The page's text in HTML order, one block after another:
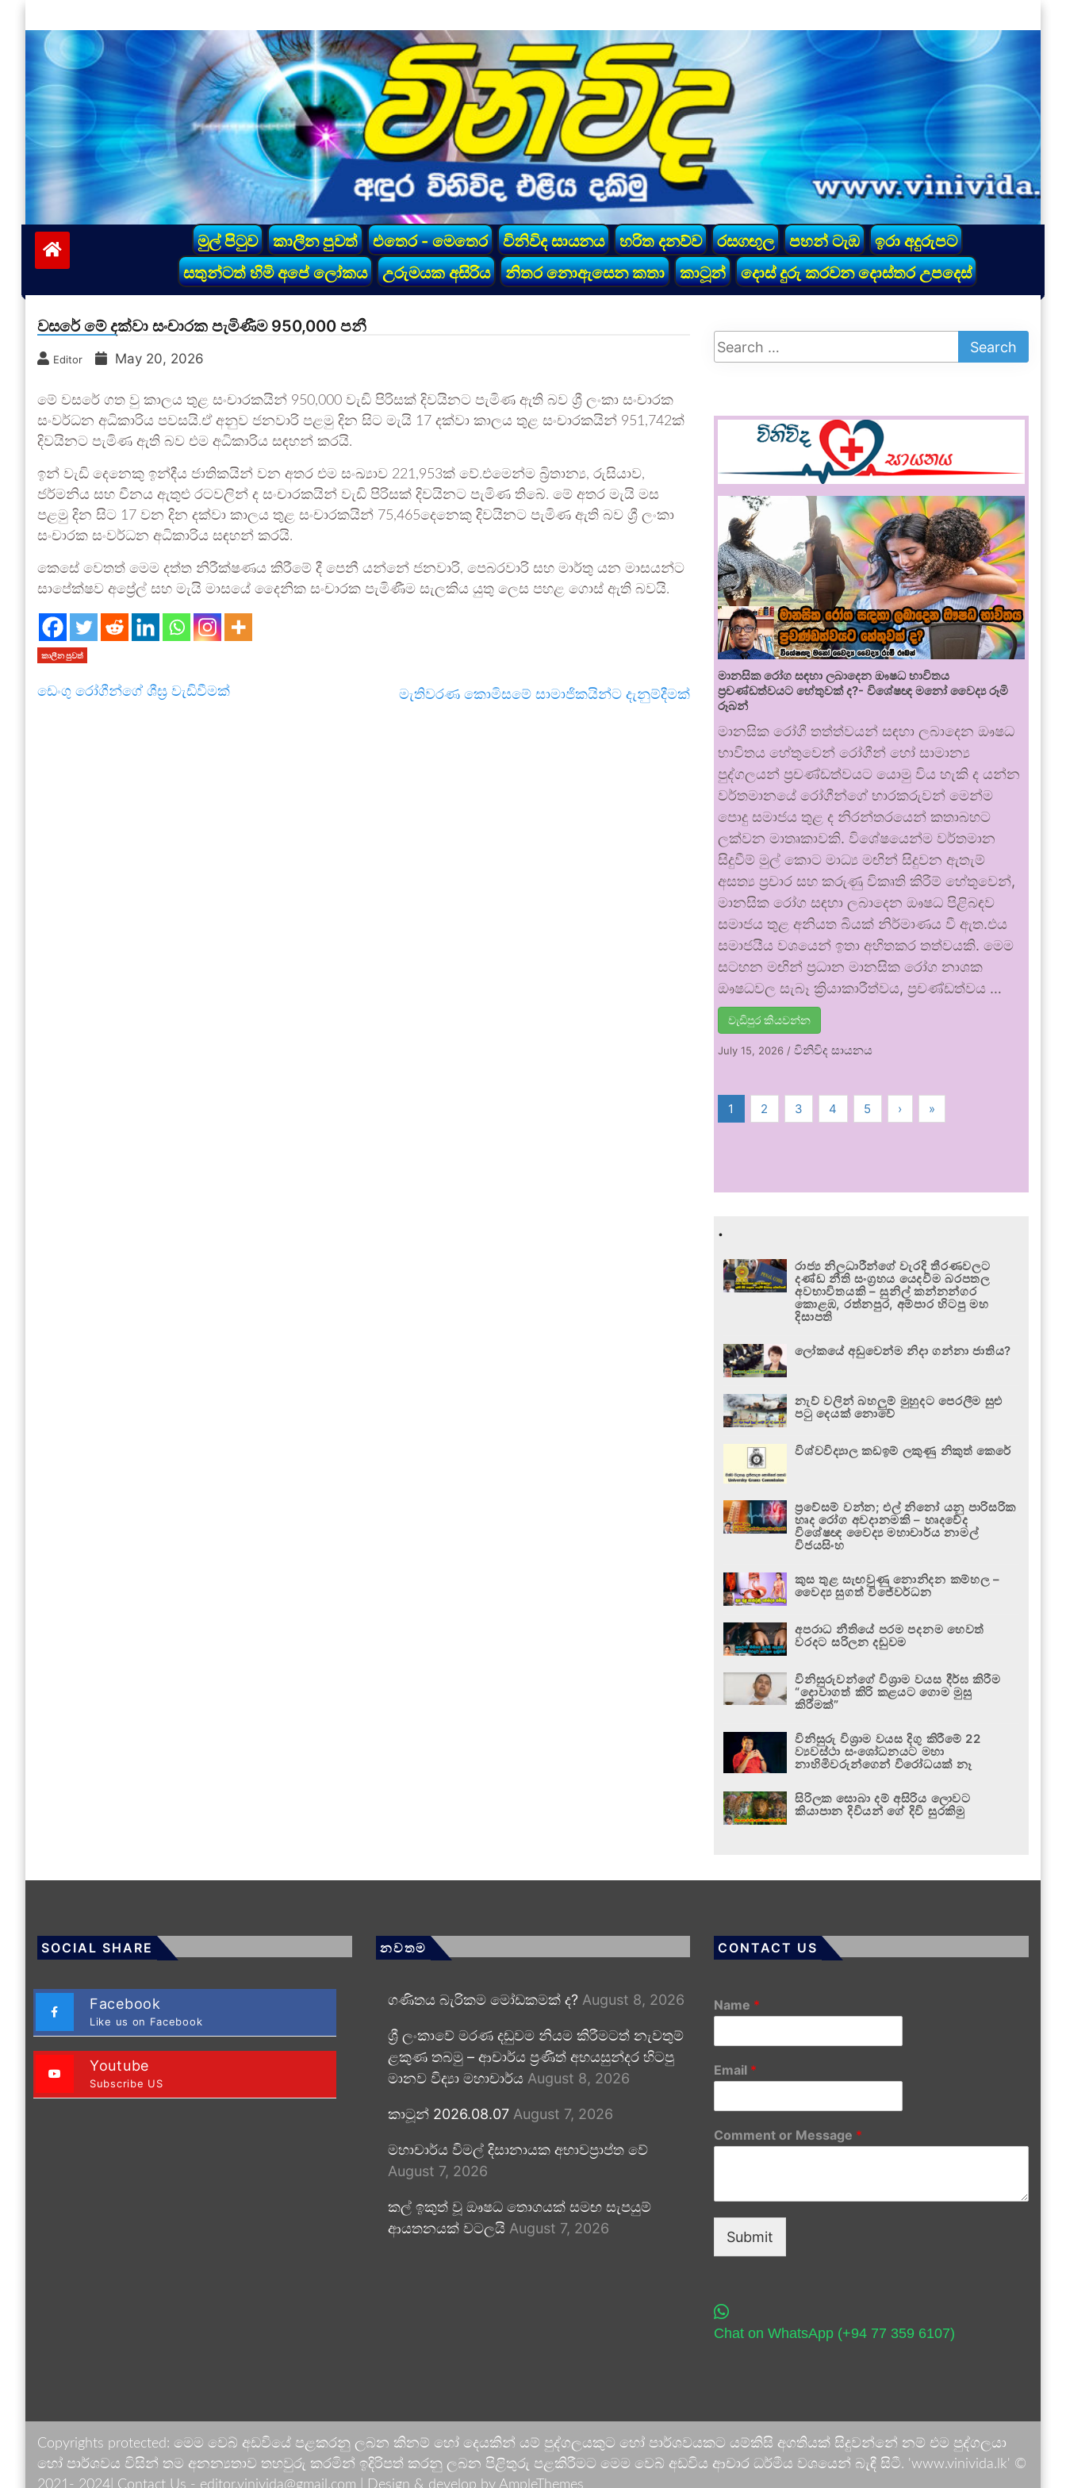
to
content
vinivida.lk
මුල් පිටුව කාලීන පුවත් එතෙර - මෙතෙර විනිවිද සායනය හරිත දනව්ව රසගඟුල පහන් ටැඹ
ඉරා අදුරුපට
සතුන්ටත් හිමි අපේ ලෝකය
උරුමයක අසිරිය නිතර නොඇසෙන කතා කාටූන් දොස් දුරු කරවන දොස්තර උපදෙස්
වසරේ මේ දක්වා සංචාරක පැමිණීම 950,000 පනී
Editor May 20, 2026
මේ වසරේ ගත වු කාලය තුළ සංචාරකයින් 950,000 වැඩි පිරිසක් දිවයිනට පැමිණ ඇති බව ශ්‍රී ලංකා සංචාරක
සංවර්ධන අධිකාරිය පවසයි.ඒ අනුව ජනවාරි පළමු දින සිට මැයි 17 දක්වා කාලය තුළ සංචාරකයින් 951,742ක්
දිවයිනට පැමිණ ඇති බව එම අධිකාරිය සඳහන් කරයි.
ඉන් වැඩි දෙනෙකු ඉන්දීය ජාතිකයින් වන අතර එම සංඛ්‍යාව 221,953ක් වේ.එමෙන්ම බ්‍රිතාන්‍ය, රුසියාව,
ජර්මනිය සහ චීනය ඇතුළු රටවලින් ද සංචාරකයින් වැඩි පිරිසක් දිවයිනට පැමිණ තිබේ. මේ අතර මැයි මස
පළමු දින සිට 17 වන දින දක්වා කාලය තුළ සංචාරකයින් 75,465දෙනෙකු දිවයිනට පැමිණ ඇති බව ශ්‍රී ලංකා
සංචාරක සංවර්ධන අධිකාරිය සඳහන් කරයි.
කෙසේ වෙතත් මෙම දත්ත නිරීක්ෂණය කිරීමේ දී පෙනී යන්නේ ජනවාරි, පෙබරවාරි සහ මාර්තු යන මාසයන්ට
සාපේක්ෂව අප්‍රේල් සහ මැයි මාසයේ දෛනික සංචාරක පැමිණීම සැලකිය යුතු ලෙස පහළ ගොස් ඇති බවයි.
කාලීන පුවත්
ඩෙංගු රෝගීන්ගේ ශීඝ්‍ර වැඩිවීමක් මැතිවරණ කොමිසමේ සාමාජිකයින්ට දැනුම්දීමක්
මානසික රෝග සඳහා ලබාදෙන ඖෂධ භාවිතය
ප්‍රචණ්ඩත්වයට හේතුවක් ද?- විශේෂඥ මනෝ වෛද්‍ය රූමි
රූබන්
මානසික රෝගී තත්ත්වයන් සඳහා ලබාදෙන ඖෂධ
භාවිතය හේතුවෙන් රෝගීන් හෝ සාමාන්‍ය
පුද්ගලයන් ප්‍රචණ්ඩත්වයට යොමු විය හැකි ද යන්න
වර්තමානයේ රෝගීන්ගේ භාරකරුවන් මෙන්ම
පොදු සමාජය තුළ ද නිරන්තරයෙන් කතාබහට
ලක්වන මාතෘකාවකි. විශේෂයෙන්ම වර්තමාන
සිදුවීම් මුල් කොට මාධ්‍ය මඟින් සිදුවන ඇතැම්
අසත්‍ය ප්‍රචාර සහ කරුණු විකෘති කිරීම් හේතුවෙන්,
මානසික රෝග සඳහා ලබාදෙන ඖෂධ පිළිබඳව
සමාජය තුළ අනියත බියක් නිර්මාණය වී ඇත.එය
සමාජයීය වශයෙන් ඉතා අහිතකර තත්වයකි. මෙම
සටහන මඟින් ප්‍රධාන මානසික රෝග නාශක
ඖෂධවල සැබෑ ක්‍රියාකාරීත්වය, ප්‍රචණ්ඩත්වය …
වැඩිපුර කියවන්න
July 15, 2026 /විනිවිද සායනය
1 2 3 4 5 › »
.
රාජ්‍ය නිලධාරීන්ගේ වැරදි තීරණවලට
දණ්ඩ නීති සංග්‍රහය යෙදවීම බරපතල
අවභාවිතයකි – සුනිල් කන්නන්ගර
කොළඹ, රත්නපුර, අම්පාර හිටපු මහ
දිසාපති
ලෝකයේ අඩුවෙන්ම නිදා ගන්නා ජාතිය?
නැව් වලින් බහලුම් මුහුදට පෙරලීම සුළු
පටු දෙයක් නොවේ
විශ්වවිද්‍යාල කඩඉම් ලකුණු නිකුත් කෙරේ
ප්‍රවේසම් වන්න; එල් නිනෝ යනු පාරිසරික
හෘද රෝග අවදානමකි – හෘදවේද
විශේෂඥ වෛද්‍ය මහාචාර්ය නාමල්
විජයසිංහ
කුස තුළ සැඟවුණු නොනිදන කම්හල –
වෛද්‍ය සුගත් විජේවර්ධන
අපරාධ නීතියේ පරම පදනම හෙවත්
වරදට සරිලන දඬුවම
විනිසුරුවන්ගේ විශ්‍රාම වයස දීර්ඝ කිරීම
“දොවාගත් කිරි කළයට ගොම මුසු
කිරීමක්”
විනිසුරු විශ්‍රාම වයස දිගු කිරීමේ 22
ව්‍යවස්ථා සංශෝධනයට මහා
නාහිමිවරුන්ගෙන් විරෝධයක් නෑ
සිරිලක සොබා දම් අසිරිය ලොවට
කියාපාන දිවියන් ගේ දිවි සුරකිමු
SOCIAL SHARE
Facebook
Like us on Facebook
Youtube
Subscribe US
නවතම
ගණිතය බැරිකම මෝඩකමක් ද? August 8, 2026
ශ්‍රී ලංකාවේ මරණ දඬුවම නියම කිරීමටත් නැවතුම්
ළකුණ තබමු – ආචාර්ය ප්‍රණීත් අභයසුන්දර හිටපු
මානව විද්‍යා මහාචාර්ය August 8, 2026
කාටූන් 2026.08.07 August 7, 2026
මහාචාර්ය විමල් දිසානායක අභාවප්‍රාප්ත වේ
August 7, 2026
කල් ඉකුත් වූ ඖෂධ තොගයක් සමඟ සැපයුම්
ආයතනයක් වටලයි August 7, 2026
CONTACT US
Name *
Email *
Comment or Message *
Submit
Chat on WhatsApp (+94 77 359 6107)
Copyrights protected: මෙම වෙබ් අඩවියේ පළකරනු ලබන කිනම් හෝ දෙයකින් යම් පුද්ගලයකුට හෝ පාර්ශවයකට යම්කිසි අගතියක් සිදුවන්නේ නම් එම පුද්ගලයා
හෝ පාර්ශවය විසින් තම අනන්‍යතාව තහවුරු කරමින් ඉදිරිපත් කරනු ලබන පිළිතුරු පළකිරීමට මෙම වෙබ් අඩවිය ආචාර ධර්මීය වශයෙන් බැඳී සිටී. 'www.vinivida.lk' ©
2021- 2024| Contact Us - editor.vinivida@gmail.com |
Design & develop by AmpleThemes